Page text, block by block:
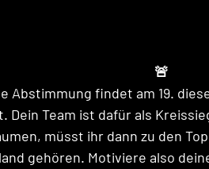
🚨
Abstimmung findet am 19.
Dein Team ist dafür als
müsst ihr dann zu den
gehören. Motiviere also